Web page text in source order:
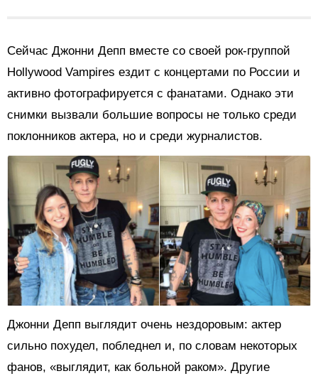
Сейчас Джонни Депп вместе со своей рок-группой
Hollywood Vampires ездит с концертами по России и
активно фотографируется с фанатами. Однако эти
снимки вызвали большие вопросы не только среди
поклонников актера, но и среди журналистов.
Джонни Депп выглядит очень нездоровым: актер
сильно похудел, побледнел и, по словам некоторых
фанов, «выглядит, как больной раком». Другие